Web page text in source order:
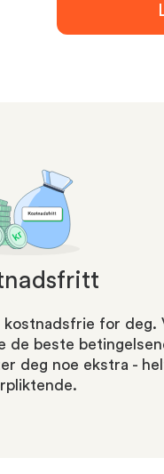
for deg.
de beste
deg noe ekstra -